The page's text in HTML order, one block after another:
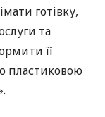
готівку,
та
її
пластиковою